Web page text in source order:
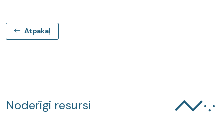
Atpakaļ
Noderīgi resursi